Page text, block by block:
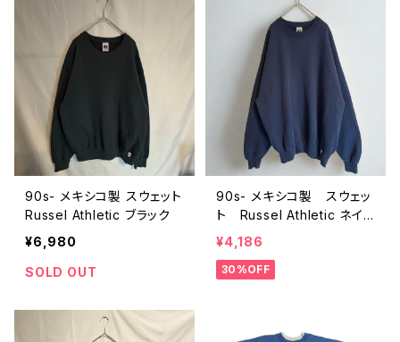
90s- メキシコ製 スウェット
Russel Athletic ブラック
¥6,980
SOLD OUT
90s- メキシコ製 スウェッ
ト Russel Athletic ネイ
ビー
¥4,186
30%OFF